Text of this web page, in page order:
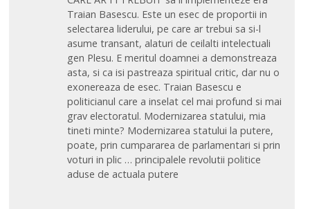
Traian Basescu. Este un esec de proportii in
selectarea liderului, pe care ar trebui sa si-l
asume transant, alaturi de ceilalti intelectuali
gen Plesu. E meritul doamnei a demonstreaza
asta, si ca isi pastreaza spiritual critic, dar nu o
exonereaza de esec. Traian Basescu e
politicianul care a inselat cel mai profund si mai
grav electoratul. Modernizarea statului, mia
tineti minte? Modernizarea statului la putere,
poate, prin cumpararea de parlamentari si prin
voturi in plic … principalele revolutii politice
aduse de actuala putere